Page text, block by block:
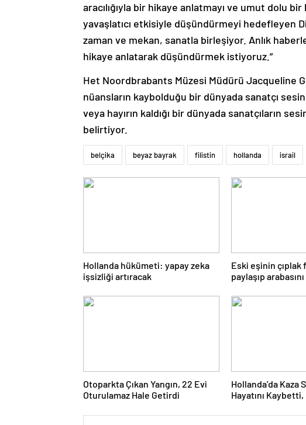
aracılığıyla bir hikaye anlatmayı ve umut dolu
yavaşlatıcı etkisiyle düşündürmeyi hedefleyen
zaman ve mekan, sanatla birleşiyor. Anlık
hikaye anlatarak düşündürmek istiyoruz.”
Het Noordbrabants Müzesi Müdürü Jacqueline
nüansların kaybolduğu bir dünyada sanatçı
veya hayırın kaldığı bir dünyada sanatçıların
belirtiyor.
belçika beyaz bayrak filistin hollanda israil
Hollanda hükümeti: yapay zeka
işsizliği artıracak
Eski eşinin çıplak
paylaşıp
Otoparkta Çıkan Yangın, 22 Evi
Oturulamaz Hale Getirdi
Hollanda’da Kaza
Hayatını